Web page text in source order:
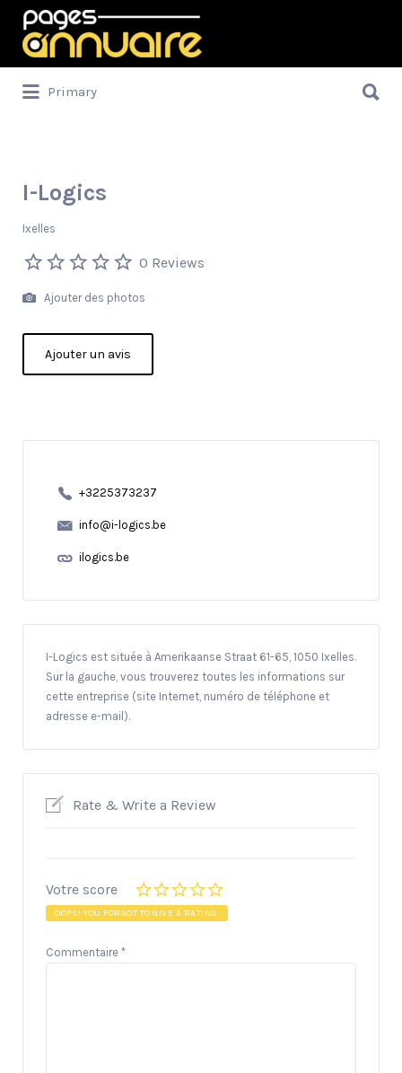
Rechercher:
Primary
I-Logics
Ixelles
0 Reviews
Ajouter des photos
Ajouter un avis
+3225373237
info@i-logics.be
ilogics.be
I-Logics est située à Amerikaanse Straat 61-65, 1050 Ixelles.
Sur la gauche, vous trouverez toutes les informations sur
cette entreprise (site Internet, numéro de téléphone et
adresse e-mail).
Rate & Write a Review
Votre score
OOPS! YOU FORGOT TO GIVE A RATING.
Commentaire *